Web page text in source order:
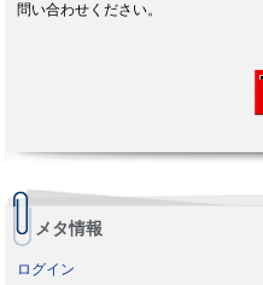
問い合わせください。
メタ情報
ログイン